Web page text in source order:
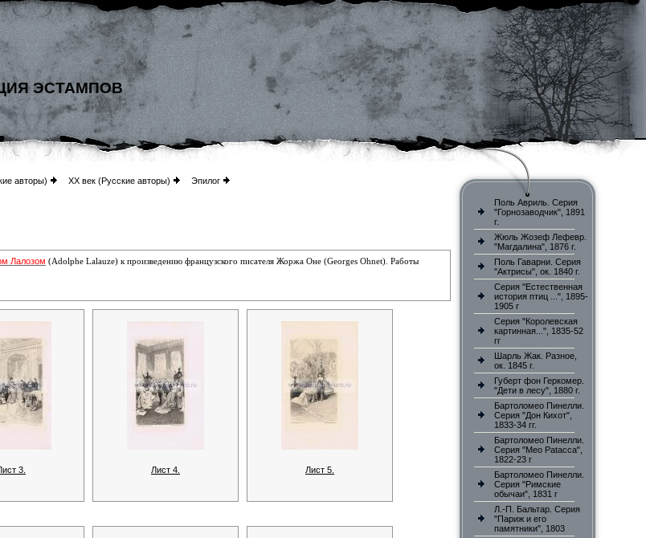
ЭСТАМПОВ
авторы) XX век (Русские авторы) Эпилог
Лалозом (Adolphe Lalauze) к произведению французского писателя Жоржа Оне (Georges Ohnet). Работы
3. Лист 4. Лист 5.
Поль Авриль. Серия
"Горнозаводчик", 1891
г.
Жюль Жозеф Лефевр.
"Магдалина", 1876 г.
Поль Гаварни. Серия
"Актрисы", ок. 1840 г.
Серия "Естественная
история птиц ...", 1895-
1905 г
Серия "Королевская
картинная...", 1835-52
гг
Шарль Жак. Разное,
ок. 1845 г.
Губерт фон Геркомер.
"Дети в лесу", 1880 г.
Бартоломео Пинелли.
Серия "Дон Кихот",
1833-34 гг.
Бартоломео Пинелли.
Серия "Meo Patacca",
1822-23 г
Бартоломео Пинелли.
Серия "Римские
обычаи", 1831 г
Л.-П. Бальтар. Серия
"Париж и его
памятники", 1803